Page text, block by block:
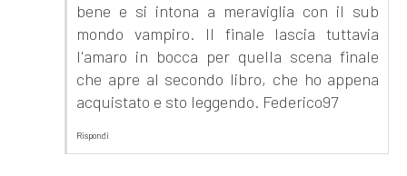
bene e si intona a meraviglia con il sub
mondo vampiro. Il finale lascia tuttavia
l'amaro in bocca per quella scena finale
che apre al secondo libro, che ho appena
acquistato e sto leggendo. Federico97
Rispondi